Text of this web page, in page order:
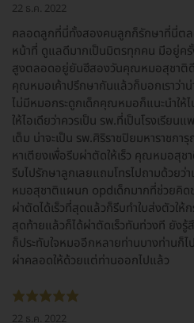
22 ธ.ค. 2022
คลอดลูกที่นี่ทั้งสองคนลูกก็รักษาที่นี่ตล
หน้าที่ ดูแลดีมากเป็นมิตรทุกคน มีอยู่ครั้
สูงตลอดอยู่ยันฮีสองวันคุณหมอสุชาติ
คุณหมอเค้าปรึกษากันแล้วก็บอกเราว่า
ไม่มีหมอกระดูกเด็กคุณหมอก็แนะนำใ
ให้ไอเดียว่าควรเป็น รพ.ที่เป็นโรงเรีย
เต็ม น่าจะเป็น รพ.ศิริราชปิยมหาราชกา
หาเตียงเพื่อรีบผ่าตัดให้เร็ว คุณหมอสุชา
รีบไปรักษาลูกเลยแถมโทรไปถามด้วยว่
หมอสุชาติแผนก opdเด็กมากที่ช่วยคิดช่
ผ่าตัดได้เร็วที่สุดแล้วก็รีบทำใบส่งตัวให้
สุดท้ายแล้วก็ได้ผ่าตัดเร็วทันท่วงที ยัง
ก็ประทับใจหมออีกหลายท่านบางท่านก็
ผ่าคลอดให้ด้วยแต่ท่านออกไปแล้ว
22 ธ.ค. 2022